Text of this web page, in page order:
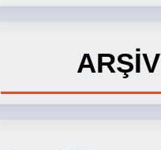
ARŞİV